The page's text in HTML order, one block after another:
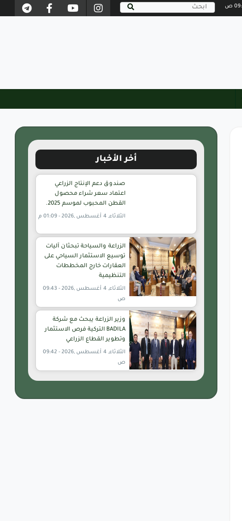
أخر الأخبار
صندوق دعم الإنتاج الزراعي
اعتماد سعر شراء محصول
القطن المحبوب لموسم 2025.
الثلاثاء, 4 أغسطس ,2026 - 01:09 م
الزراعة والسياحة تبحثان آليات
توسيع الاستثمار السياحي على
العقارات خارج المخططات
التنظيمية
الثلاثاء, 4 أغسطس ,2026 - 09:43
ص
وزير الزراعة يبحث مع شركة
BADILA التركية فرص الاستثمار
وتطوير القطاع الزراعي
الثلاثاء, 4 أغسطس ,2026 - 09:42
ص